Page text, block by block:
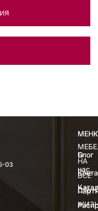
03
О
нас
Блог
НА
ВСЕ